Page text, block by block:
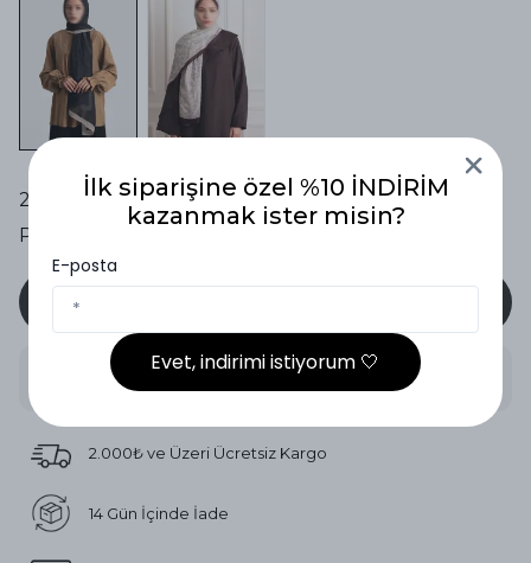
24 Saatte Kargoda
Paylaş
2.000₺ ve Üzeri Ücretsiz Kargo
14 Gün İçinde İade
İlk siparişine özel %10 İNDİRİM
kazanmak ister misin?
E-posta
Evet, indirimi istiyorum 🤍